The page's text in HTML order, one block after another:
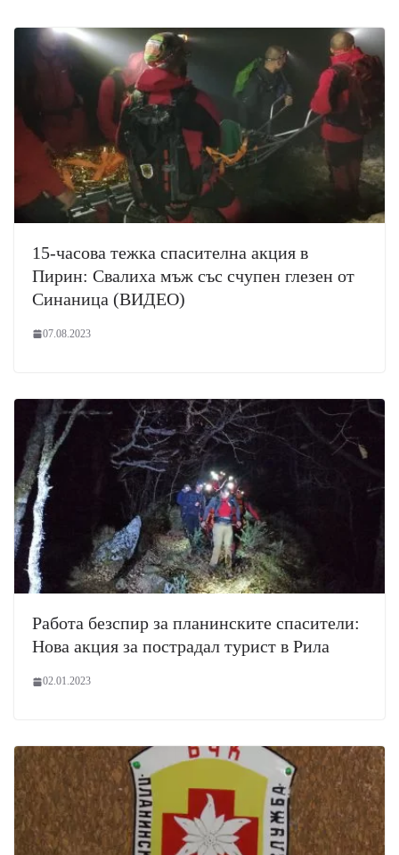
15-часова тежка спасителна акция в
Пирин: Свалиха мъж със счупен глезен от
Синаница (ВИДЕО)
07.08.2023
Работа безспир за планинските спасители:
Нова акция за пострадал турист в Рила
02.01.2023